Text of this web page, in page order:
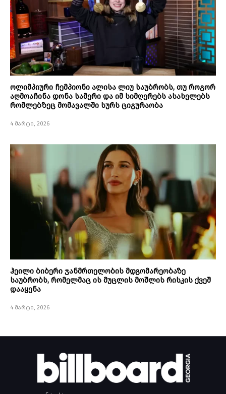
ოლიმპიური ჩემპიონი ალისა ლიუ საუბრობს, თუ როგორ
აღმოაჩინა დონა სამერი და იმ სიმღერებს ასახელებს
რომლებზეც მომავალში სურს ციგურაობა
4 მარტი, 2026
ჰეილი ბიბერი ჯანმრთელობის მდგომარეობაზე
საუბრობს, რომელმაც ის მუცლის მოშლის რისკის ქვეშ
დააყენა
4 მარტი, 2026